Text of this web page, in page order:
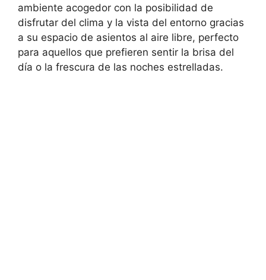
ambiente acogedor con la posibilidad de
disfrutar del clima y la vista del entorno gracias
a su espacio de asientos al aire libre, perfecto
para aquellos que prefieren sentir la brisa del
día o la frescura de las noches estrelladas.